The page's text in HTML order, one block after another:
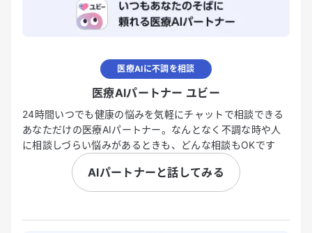
医療AIに不調を相談
医療AIパートナー ユビー
24時間いつでも健康の悩みを気軽にチャットで相談できる
あなただけの医療AIパートナー。なんとなく不調な時や人
に相談しづらい悩みがあるときも、どんな相談もOKです
AIパートナーと話してみる